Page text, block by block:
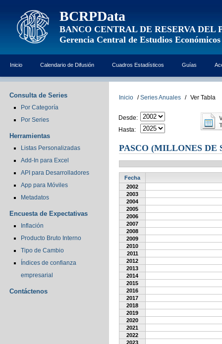
BCRPData
BANCO CENTRAL DE RESERVA DEL
Gerencia Central de Estudios Económicos
Inicio Calendario de Difusión Cuadros Estadísticos Guías
Consulta de Series
Por Categoría
Por Series
Herramientas
Listas Personalizadas
Add-In para Excel
API para Desarrolladores
App para Móviles
Metadatos
Encuesta de Expectativas
Inflación
Producto Bruto Interno
Tipo de Cambio
Índices de confianza
empresarial
Contáctenos
Inicio / Series Anuales / Ver Tabla
Desde:
Hasta:
PASCO (MILLONES DE
Fecha
2002
2003
2004
2005
2006
2007
2008
2009
2010
2011
2012
2013
2014
2015
2016
2017
2018
2019
2020
2021
2022
2023